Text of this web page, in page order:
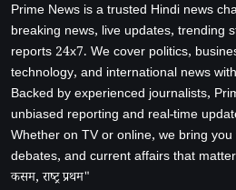
Prime News is a trusted Hindi news
breaking news, live updates, trending
reports 24x7. We cover politics,
technology, and international news
Backed by experienced journalists,
unbiased reporting and real-time
Whether on TV or online, we bring
debates, and current affairs that matter.
कसम, राष्ट्र प्रथम"